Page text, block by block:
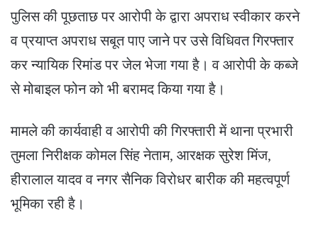
पुलिस की पूछताछ पर आरोपी के द्वारा अपराध स्वीकार करने
व प्रयाप्त अपराध सबूत पाए जाने पर उसे विधिवत गिरफ्तार
कर न्यायिक रिमांड पर जेल भेजा गया है। व आरोपी के कब्जे
से मोबाइल फोन को भी बरामद किया गया है।
मामले की कार्यवाही व आरोपी की गिरफ्तारी में थाना प्रभारी
तुमला निरीक्षक कोमल सिंह नेताम, आरक्षक सुरेश मिंज,
हीरालाल यादव व नगर सैनिक विरोधर बारीक की महत्वपूर्ण
भूमिका रही है।